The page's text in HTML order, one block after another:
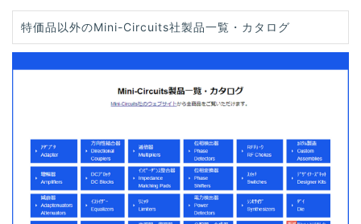
特価品以外のMini-Circuits社製品一覧・カタログ